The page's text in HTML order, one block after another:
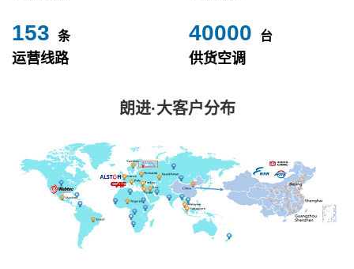
153 条
运营线路
40000 台
供货空调
朗进·大客户分布